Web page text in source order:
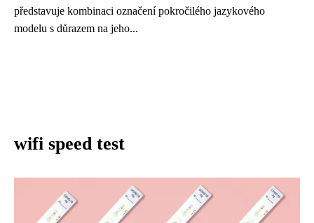
představuje kombinaci označení pokročilého jazykového
modelu s důrazem na jeho...
wifi speed test